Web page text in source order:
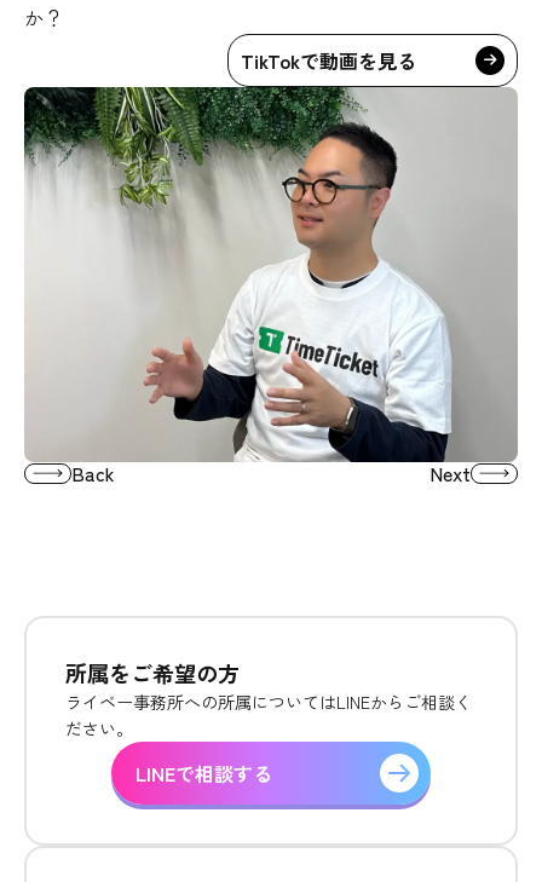
か？
TikTokで動画を見る
Back Next
所属をご希望の方
ライベー事務所への所属についてはLINEからご相談く
ださい。
LINEで相談する